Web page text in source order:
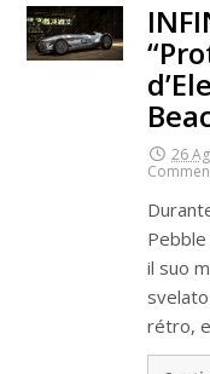
26
il suo
rétro,